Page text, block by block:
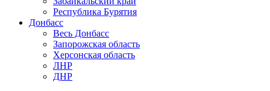
Республика Бурятия
Донбасс
Весь Донбасс
Запорожская область
Херсонская область
ЛНР
ДНР